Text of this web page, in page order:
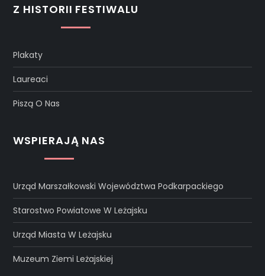
Z HISTORII FESTIWALU
Plakaty
Laureaci
Piszą O Nas
WSPIERAJĄ NAS
Urząd Marszałkowski Województwa Podkarpackiego
Starostwo Powiatowe W Leżajsku
Urząd Miasta W Leżajsku
Muzeum Ziemi Leżajskiej